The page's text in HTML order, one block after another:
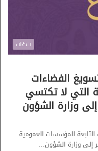
بلاغات
الفضاءات
التي لا تكتسي
وزارة الشؤون
للمؤسسات العمومية
إلى وزارة الشؤون…